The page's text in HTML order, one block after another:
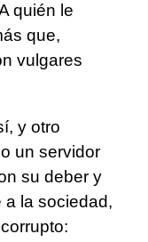
quién le
que,
vulgares
y otro
un servidor
su deber y
a la sociedad,